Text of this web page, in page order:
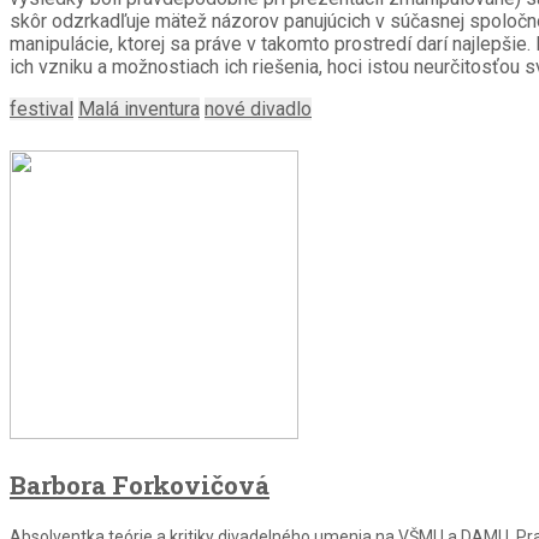
skôr odzrkadľuje mätež názorov panujúcich v súčasnej
manipulácie, ktorej sa práve v takomto prostredí darí
ich vzniku a možnostiach ich riešenia, hoci istou neurčitosťou
festival Malá inventura nové divadlo
Barbora Forkovičová